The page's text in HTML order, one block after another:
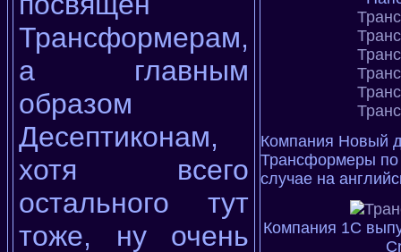
Компания Новый
Трансформеры
случае на
Компания 1С
Трансформерам,
а главным
образом
Десептиконам,
хотя всего
остального тут
тоже, ну очень